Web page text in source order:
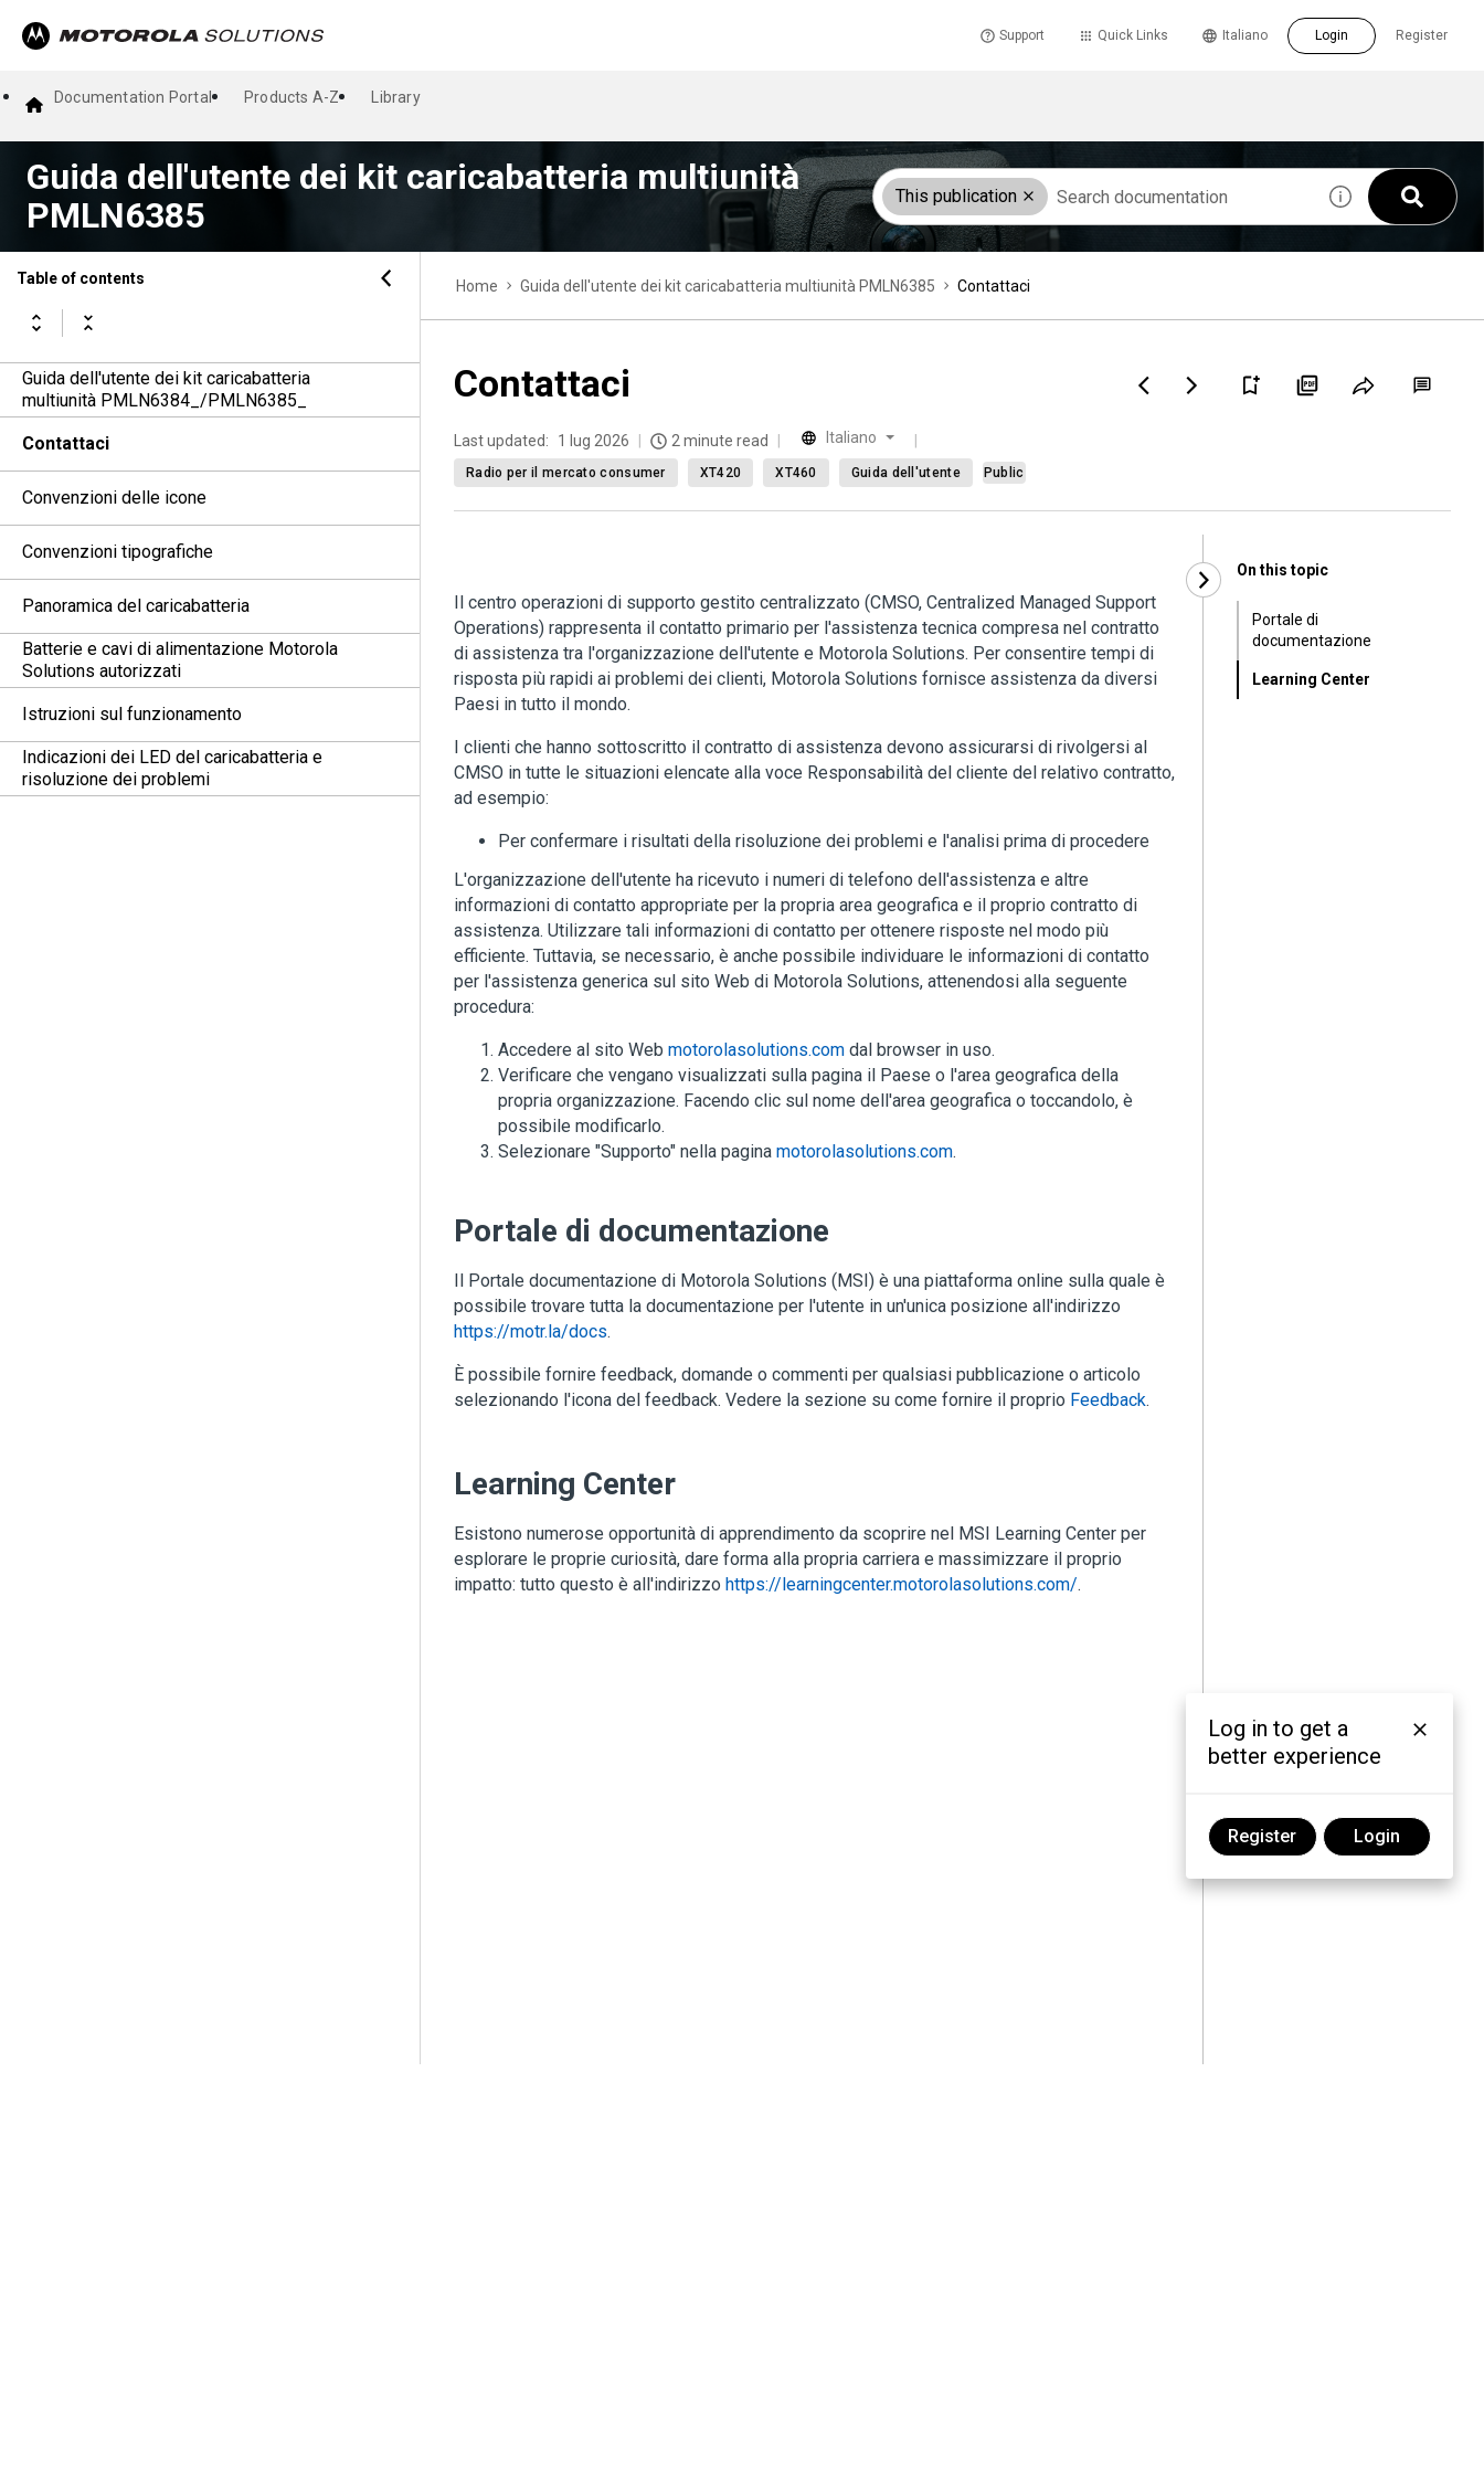
Support Quick Links Register
Italiano Login
Documentation Portal Products A-Z Library
Guida dell'utente dei kit caricabatteria multiunità
PMLN6385
This publication
Table of contents
Guida dell'utente dei kit caricabatteria
multiunità PMLN6384_/PMLN6385_
Contattaci
Convenzioni delle icone
Convenzioni tipografiche
Panoramica del caricabatteria
Batterie e cavi di alimentazione Motorola
Solutions autorizzati
Istruzioni sul funzionamento
Indicazioni dei LED del caricabatteria e
risoluzione dei problemi
Home Guida dell'utente dei kit caricabatteria multiunità PMLN6385 Contattaci
Contattaci
Last updated: 1 lug 2026 2 minute read Italiano
Radio per il mercato consumer XT420 XT460 Guida dell'utente Public
Il centro operazioni di supporto gestito centralizzato (CMSO, Centralized Managed Support
Operations) rappresenta il contatto primario per l'assistenza tecnica compresa nel contratto
di assistenza tra l'organizzazione dell'utente e Motorola Solutions. Per consentire tempi di
risposta più rapidi ai problemi dei clienti, Motorola Solutions fornisce assistenza da diversi
Paesi in tutto il mondo.
I clienti che hanno sottoscritto il contratto di assistenza devono assicurarsi di rivolgersi al
CMSO in tutte le situazioni elencate alla voce Responsabilità del cliente del relativo contratto,
ad esempio:
Per confermare i risultati della risoluzione dei problemi e l'analisi prima di procedere
L'organizzazione dell'utente ha ricevuto i numeri di telefono dell'assistenza e altre
informazioni di contatto appropriate per la propria area geografica e il proprio contratto di
assistenza. Utilizzare tali informazioni di contatto per ottenere risposte nel modo più
efficiente. Tuttavia, se necessario, è anche possibile individuare le informazioni di contatto
per l'assistenza generica sul sito Web di Motorola Solutions, attenendosi alla seguente
procedura:
Accedere al sito Web motorolasolutions.com dal browser in uso.
Verificare che vengano visualizzati sulla pagina il Paese o l'area geografica della
propria organizzazione. Facendo clic sul nome dell'area geografica o toccandolo, è
possibile modificarlo.
Selezionare "Supporto" nella pagina motorolasolutions.com.
Portale di documentazione
Il Portale documentazione di Motorola Solutions (MSI) è una piattaforma online sulla quale è
possibile trovare tutta la documentazione per l'utente in un'unica posizione all'indirizzo
https://motr.la/docs.
È possibile fornire feedback, domande o commenti per qualsiasi pubblicazione o articolo
selezionando l'icona del feedback. Vedere la sezione su come fornire il proprio Feedback.
Learning Center
Esistono numerose opportunità di apprendimento da scoprire nel MSI Learning Center per
esplorare le proprie curiosità, dare forma alla propria carriera e massimizzare il proprio
impatto: tutto questo è all'indirizzo https://learningcenter.motorolasolutions.com/.
On this topic
Portale di
documentazione
Learning Center
Log in to get a
better experience
Register Login